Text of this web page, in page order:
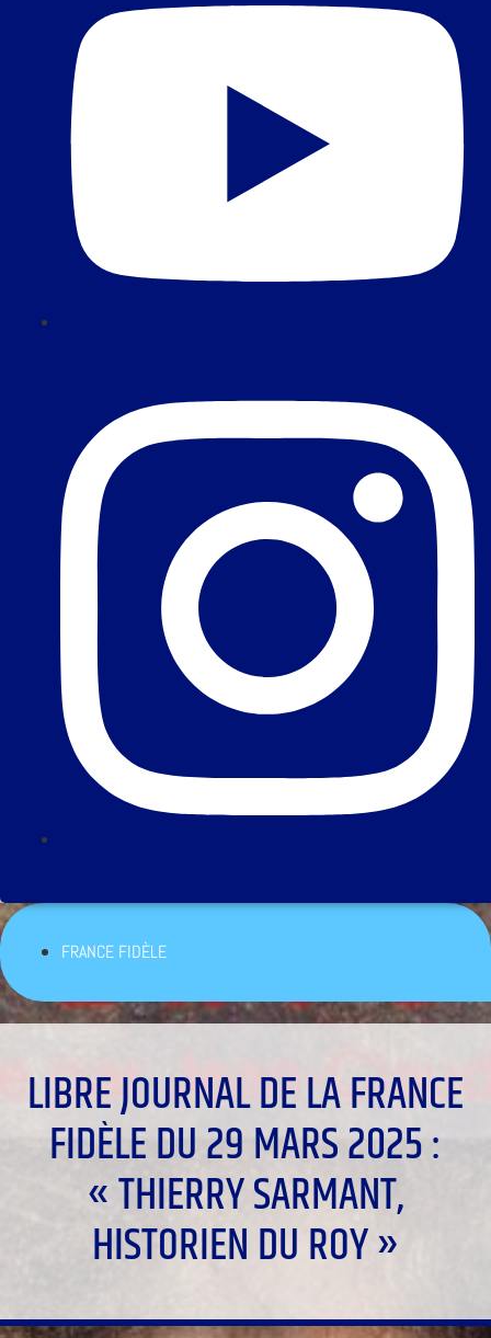
FRANCE FIDÈLE
LIBRE JOURNAL DE LA FRANCE
FIDÈLE DU 29 MARS 2025 :
« THIERRY SARMANT,
HISTORIEN DU ROY »